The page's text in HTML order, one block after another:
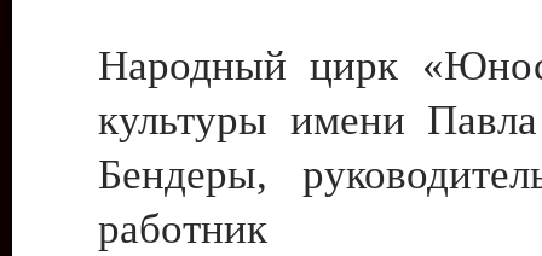
Народный цирк
культуры имени
Бендеры,
работник